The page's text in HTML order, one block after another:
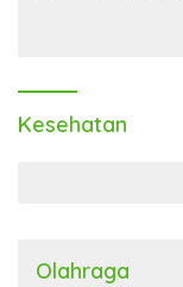
Kesehatan
Olahraga